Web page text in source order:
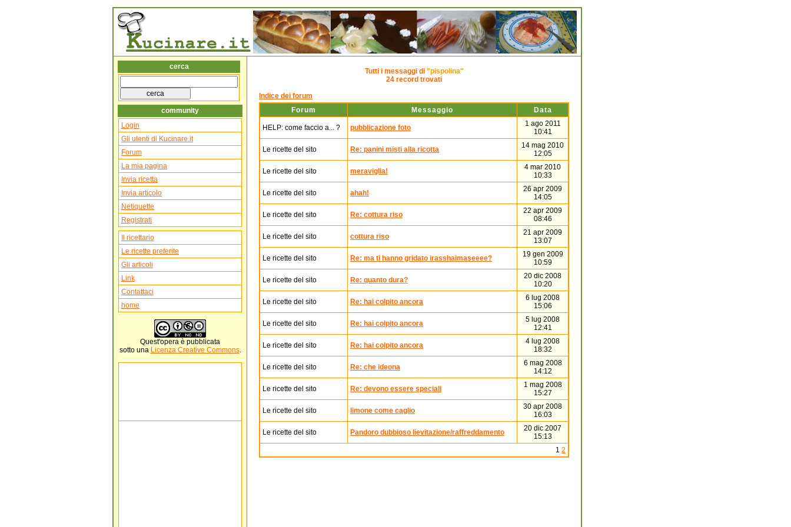
cerca
community
Login
Gli utenti di Kucinare.it
Forum
La mia pagina
Invia ricetta
Invia articolo
Netiquette
Registrati
Il ricettario
Le ricette preferite
Gli articoli
Link
Contattaci
home
Quest'opera è pubblicata
sotto una Licenza Creative Commons.
Tutti i messaggi di "pispolina"
24 record trovati
Indice dei forum
Forum
Messaggio Data
HELP: come faccio a... ? pubblicazione foto
1 ago 2011
10:41
Le ricette del sito Re: panini misti alla ricotta
14 mag 2010
12:05
Le ricette del sito meraviglia!
4 mar 2010
10:33
Le ricette del sito ahah!
26 apr 2009
14:05
Le ricette del sito Re: cottura riso
22 apr 2009
08:46
Le ricette del sito cottura riso
21 apr 2009
13:07
Le ricette del sito Re: ma ti hanno gridato irasshaimaseeee?
19 gen 2009
10:59
Le ricette del sito Re: quanto dura?
20 dic 2008
10:20
Le ricette del sito Re: hai colpito ancora
6 lug 2008
15:06
Le ricette del sito Re: hai colpito ancora
5 lug 2008
12:41
Le ricette del sito Re: hai colpito ancora
4 lug 2008
18:32
Le ricette del sito Re: che ideona
6 mag 2008
14:12
Le ricette del sito Re: devono essere speciali
1 mag 2008
15:27
Le ricette del sito limone come caglio
30 apr 2008
16:03
Le ricette del sito Pandoro dubbioso lievitazione/raffreddamento
20 dic 2007
15:13
1 2